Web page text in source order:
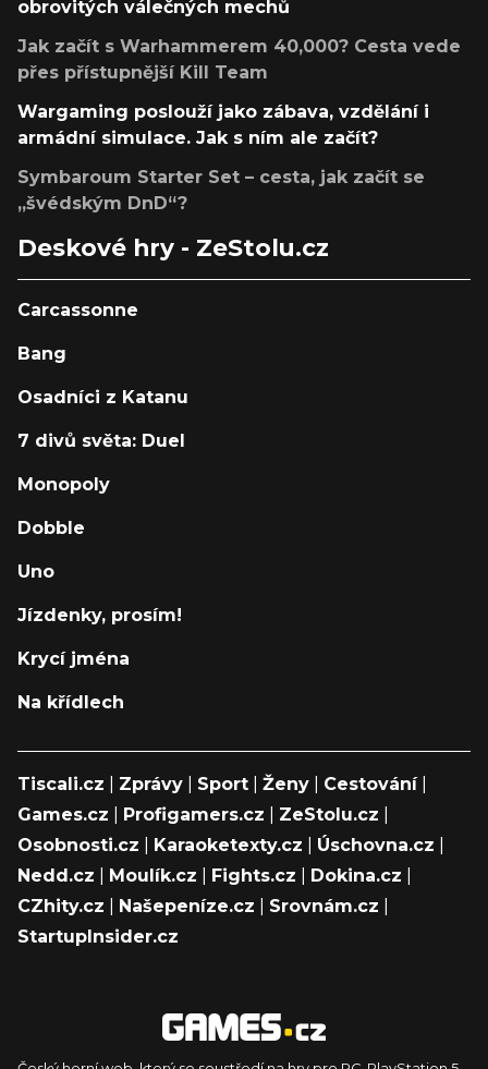
obrovitých válečných mechů
Jak začít s Warhammerem 40,000? Cesta vede
přes přístupnější Kill Team
Wargaming poslouží jako zábava, vzdělání i
armádní simulace. Jak s ním ale začít?
Symbaroum Starter Set – cesta, jak začít se
„švédským DnD“?
Deskové hry - ZeStolu.cz
Carcassonne
Bang
Osadníci z Katanu
7 divů světa: Duel
Monopoly
Dobble
Uno
Jízdenky, prosím!
Krycí jména
Na křídlech
Tiscali.cz Zprávy Sport Ženy Cestování|
Games.cz
Profigamers.cz ZeStolu.cz
Osobnosti.cz
Karaoketexty.cz Úschovna.cz
Nedd.cz
Moulík.cz Fights.cz Dokina.cz
CZhity.cz
Našepeníze.cz Srovnám.cz
StartupInsider.cz